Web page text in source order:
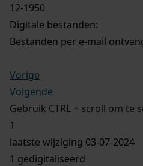
12-1950
Digitale bestanden:
Bestanden per e-mail
Vorige
Volgende
Gebruik CTRL + scroll om te
laatste wijziging 03-07-2024
1 gedigitaliseerd